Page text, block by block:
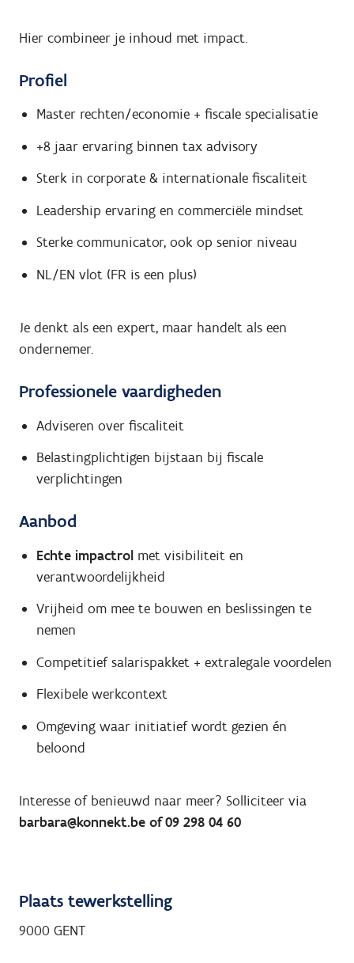
Hier combineer je inhoud met impact.
Profiel
Master rechten/economie + fiscale specialisatie
+8 jaar ervaring binnen tax advisory
Sterk in corporate & internationale fiscaliteit
Leadership ervaring en commerciële mindset
Sterke communicator, ook op senior niveau
NL/EN vlot (FR is een plus)
Je denkt als een expert, maar handelt als een
ondernemer.
Professionele vaardigheden
Adviseren over fiscaliteit
Belastingplichtigen bijstaan bij fiscale
verplichtingen
Aanbod
Echte impactrolmet visibiliteit en
verantwoordelijkheid
Vrijheid om mee te bouwen en beslissingen te
nemen
Competitief salarispakket + extralegale voordelen
Flexibele werkcontext
Omgeving waar initiatief wordt gezien én
beloond
Interesse of benieuwd naar meer? Solliciteer via
barbara@konnekt.be of 09 298 04 60
Plaats tewerkstelling
9000 GENT